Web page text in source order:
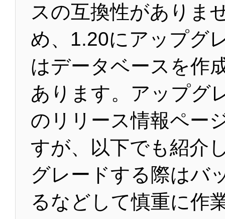
スの互換性がありま
め、1.20にアップグ
はデータベースを作
あります。アップグ
のリリース情報ペー
すが、以下でも紹介
グレードする際はバ
るなどして慎重に作